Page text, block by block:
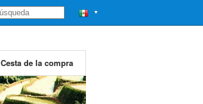
▼
Cesta de la compra